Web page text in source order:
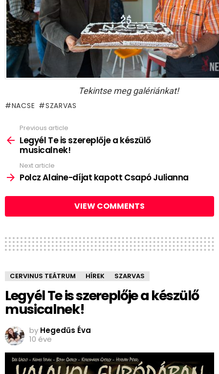
Tekintse meg galériánkat!
NACSE SZARVAS
more
Previous article
Legyél Te is szereplője a készülő
musicalnek!
Next article
Polcz Alaine-díjat kapott Csapó Julianna
VIEW COMMENTS
CERVINUS TEÁTRUM HÍREK SZARVAS
Legyél Te is szereplője a készülő
musicalnek!
by Hegedűs Éva
10 éve